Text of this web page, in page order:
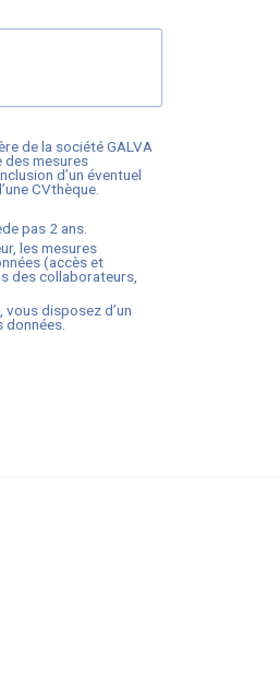
de la sociétéGALVA
des mesures
d’un éventuel
CVthèque.
pas 2 ans.
les mesures
(accès et
des collaborateurs,
disposez d’un